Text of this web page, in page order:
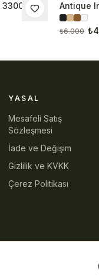
Antique
₺6.000
YASAL
Mesafeli Satış
Sözleşmesi
İade ve Değişim
Gizlilik ve KVKK
Çerez Politikası